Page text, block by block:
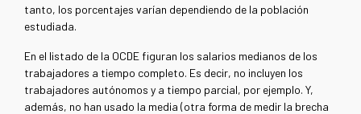
tanto, los porcentajes varían dependiendo de la población
estudiada.
En el listado de la OCDE figuran los salarios medianos de los
trabajadores a tiempo completo. Es decir, no incluyen los
trabajadores autónomos y a tiempo parcial, por ejemplo. Y,
además, no han usado la media (otra forma de medir la brecha